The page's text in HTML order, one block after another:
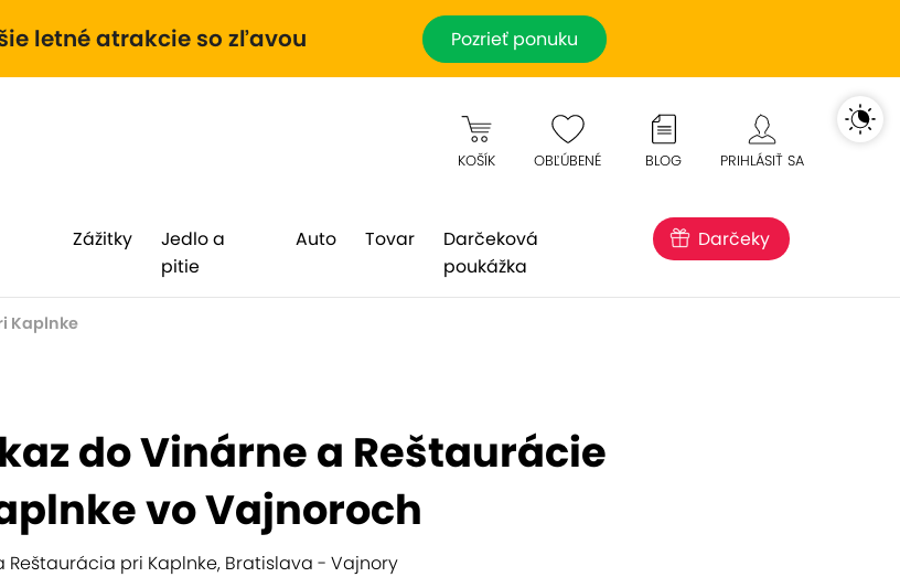
letné atrakcie so zľavou Pozrieť ponuku
KOŠÍK OBĽÚBENÉ BLOG PRIHLÁSIŤ SA
Zážitky
Jedlo a
pitie
Auto Tovar
Darčeková
poukážka
Darčeky
Kaplnke
do Vinárne a Reštaurácie
vo Vajnoroch
Reštaurácia pri Kaplnke, Bratislava - Vajnory